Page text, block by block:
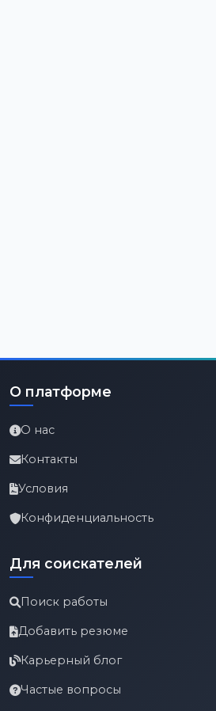
О платформе
О нас
Контакты
Условия
Конфиденциальность
Для соискателей
Поиск работы
Добавить резюме
Карьерный блог
Частые вопросы